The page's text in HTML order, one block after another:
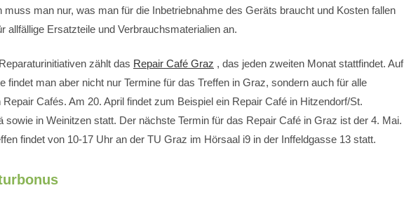
muss man nur, was man für die Inbetriebnahme des Geräts braucht und Kosten fallen
allfällige Ersatzteile und Verbrauchsmaterialien an.
zählt das Repair Café Graz , das jeden zweiten Monat stattfindet. Auf
findet man aber nicht nur Termine für das Treffen in Graz, sondern auch für alle
Cafés. Am 20. April findet zum Beispiel ein Repair Café in Hitzendorf/St.
sowie in Weinitzen statt. Der nächste Termin für das Repair Café in Graz ist der 4. Mai.
findet von 10-17 Uhr an der TU Graz im Hörsaal i9 in der Inffeldgasse 13 statt.